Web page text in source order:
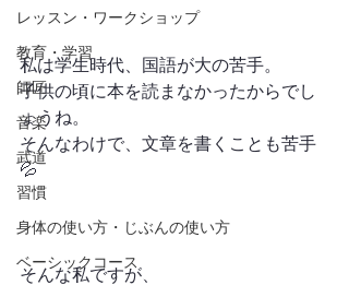
レッスン・ワークショップ
教育・学習
師匠
音楽
武道
習慣
身体の使い方・じぶんの使い方
ベーシックコース
私は学生時代、国語が大の苦手。
子供の頃に本を読まなかったからでし
ょうね。
そんなわけで、文章を書くことも苦手
💦
そんな私ですが、